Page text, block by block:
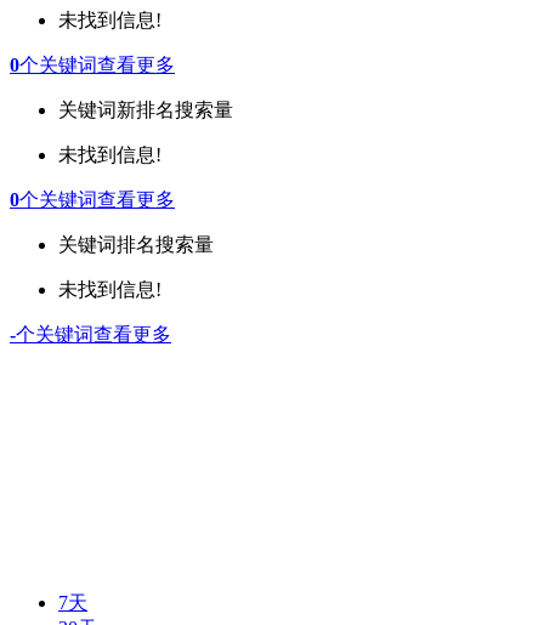
未找到信息!
0个关键词查看更多
关键词新排名搜索量
未找到信息!
0个关键词查看更多
关键词排名搜索量
未找到信息!
-个关键词查看更多
7天